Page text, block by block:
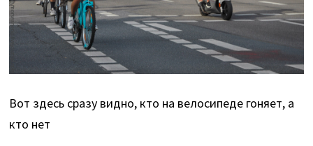
Вот здесь сразу видно, кто на велосипеде гоняет, а
кто нет